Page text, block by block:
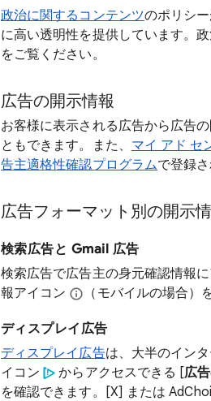
政治に関するコンテンツのポリシ
に高い透明性を提供しています。
をご覧ください。
広告の開示情報
お客様に表示される広告から広告
ともできます。また、 マイ アド セ
告主適格性確認プログラムで登録
広告フォーマット別の開示
検索広告と Gmail 広告
検索広告で広告主の身元確認情報
報アイコン
（モバイルの場合）
ディスプレイ広告
ディスプレイ広告は、大半のイン
イコン
からアクセスできる [広
を確認できます。[X] または